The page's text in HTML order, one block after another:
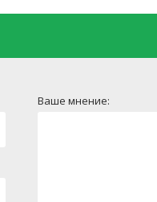
Ваше мнение: